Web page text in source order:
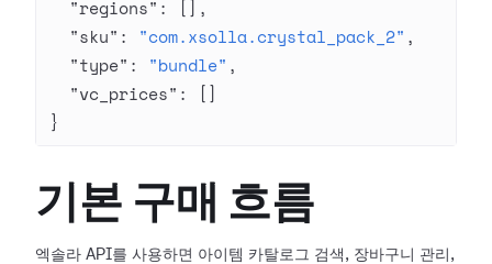
  "regions"
: [],
  "sku"
: "com.xsolla.crystal_pack_2" ,
  "type"
: "bundle" ,
  "vc_prices"
: []
}
기본 구매 흐름
엑솔라 API를 사용하면 아이템 카탈로그 검색, 장바구니 관리,